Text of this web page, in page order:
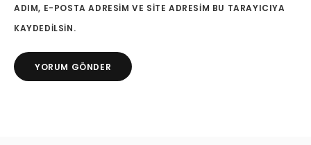
ADIM, E-POSTA ADRESIM VE SITE ADRESIM BU TARAYICIYA
KAYDEDILSIN.